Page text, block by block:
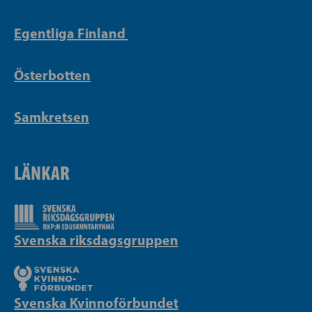
Egentliga Finland
Österbotten
Samkretsen
LÄNKAR
Svenska riksdagsgruppen
Svenska Kvinnoförbundet